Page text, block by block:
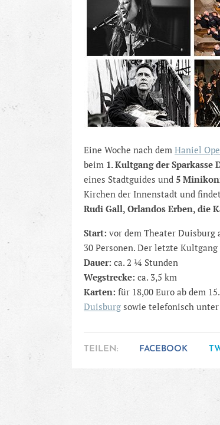
Eine Woche nach dem Haniel
beim 1. Kultgang der Sparkasse
eines Stadtguides und 5
Kirchen der Innenstadt und
Rudi Gall, Orlandos Erben, die
Start: vor dem Theater Duisburg
30 Personen. Der letzte
Dauer: ca. 2 1⁄4 Stunden
Wegstrecke: ca. 3,5 km
Karten: für 18,00 Euro ab dem
Duisburg sowie telefonisch unter
TEILEN: FACEBOOK